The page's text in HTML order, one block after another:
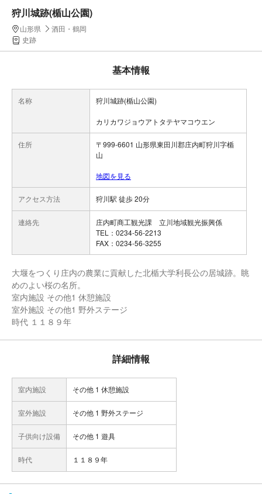
狩川城跡(楯山公園)
山形県
酒田・鶴岡
史跡
基本情報
名称 狩川城跡(楯山公園)
カリカワジョウアトタテヤマコウエン
住所
〒999-6601 山形県東田川郡庄内町狩川字楯
山
地図を見る
アクセス方法 狩川駅 徒歩 20分
連絡先
庄内町商工観光課 立川地域観光振興係
TEL：0234-56-2213
FAX：0234-56-3255
大堰をつくり庄内の農業に貢献した北楯大学利長公の居城跡。眺
めのよい桜の名所。
室内施設 その他1 休憩施設
室外施設 その他1 野外ステージ
時代 １１８９年
詳細情報
室内施設 その他 1 休憩施設
室外施設 その他 1 野外ステージ
子供向け設備 その他 1 遊具
時代 １１８９年